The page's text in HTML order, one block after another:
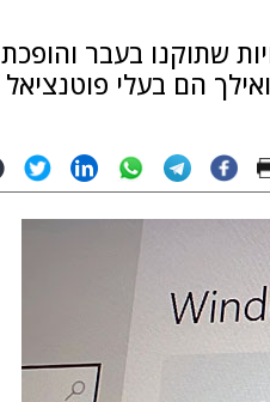
שתוקנו בעבר והופכת
אותן לכאלה שניתן לנצלן שוב ● שרתי Windows 10 ו-11 מ-2019 ואילך הם בעלי פוטנציאל